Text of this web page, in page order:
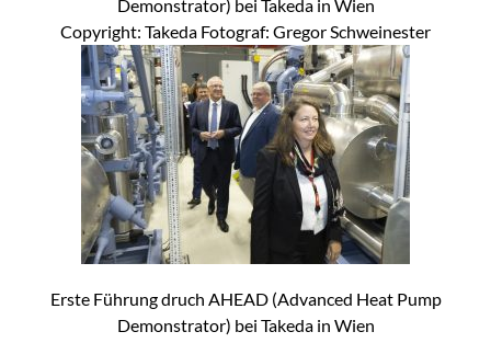
Demonstrator) bei Takeda in Wien
Copyright: Takeda Fotograf: Gregor Schweinester
Erste Führung druch AHEAD (Advanced Heat Pump
Demonstrator) bei Takeda in Wien